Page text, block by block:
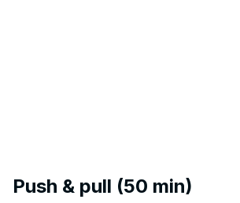
Push & pull (50 min)